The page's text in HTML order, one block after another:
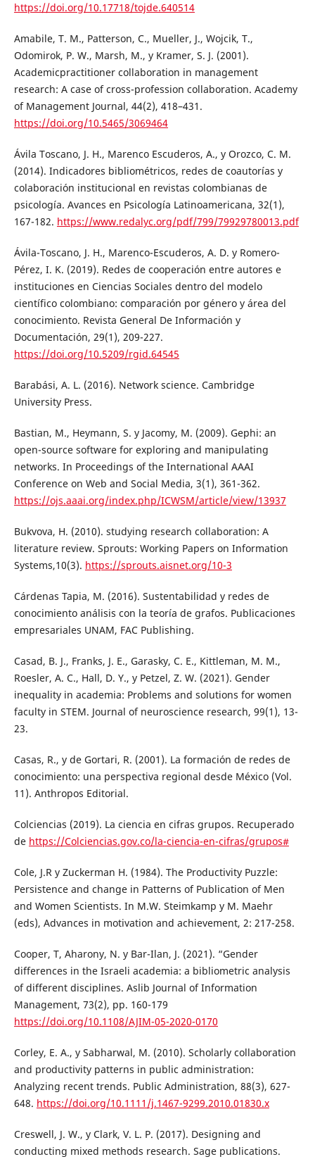
https://doi.org/10.17718/tojde.640514
Amabile, T. M., Patterson, C., Mueller, J., Wojcik, T.,
Odomirok, P. W., Marsh, M., y Kramer, S. J. (2001).
Academicpractitioner collaboration in management
research: A case of cross-profession collaboration. Academy
of Management Journal, 44(2), 418–431.
https://doi.org/10.5465/3069464
Ávila Toscano, J. H., Marenco Escuderos, A., y Orozco, C. M.
(2014). Indicadores bibliométricos, redes de coautorías y
colaboración institucional en revistas colombianas de
psicología. Avances en Psicología Latinoamericana, 32(1),
167-182. https://www.redalyc.org/pdf/799/79929780013.pdf
Ávila-Toscano, J. H., Marenco-Escuderos, A. D. y Romero-
Pérez, I. K. (2019). Redes de cooperación entre autores e
instituciones en Ciencias Sociales dentro del modelo
científico colombiano: comparación por género y área del
conocimiento. Revista General De Información y
Documentación, 29(1), 209-227.
https://doi.org/10.5209/rgid.64545
Barabási, A. L. (2016). Network science. Cambridge
University Press.
Bastian, M., Heymann, S. y Jacomy, M. (2009). Gephi: an
open-source software for exploring and manipulating
networks. In Proceedings of the International AAAI
Conference on Web and Social Media, 3(1), 361-362.
https://ojs.aaai.org/index.php/ICWSM/article/view/13937
Bukvova, H. (2010). studying research collaboration: A
literature review. Sprouts: Working Papers on Information
Systems,10(3). https://sprouts.aisnet.org/10-3
Cárdenas Tapia, M. (2016). Sustentabilidad y redes de
conocimiento análisis con la teoría de grafos. Publicaciones
empresariales UNAM, FAC Publishing.
Casad, B. J., Franks, J. E., Garasky, C. E., Kittleman, M. M.,
Roesler, A. C., Hall, D. Y., y Petzel, Z. W. (2021). Gender
inequality in academia: Problems and solutions for women
faculty in STEM. Journal of neuroscience research, 99(1), 13-
23.
Casas, R., y de Gortari, R. (2001). La formación de redes de
conocimiento: una perspectiva regional desde México (Vol.
11). Anthropos Editorial.
Colciencias (2019). La ciencia en cifras grupos. Recuperado
de https://Colciencias.gov.co/la-ciencia-en-cifras/grupos#
Cole, J.R y Zuckerman H. (1984). The Productivity Puzzle:
Persistence and change in Patterns of Publication of Men
and Women Scientists. In M.W. Steimkamp y M. Maehr
(eds), Advances in motivation and achievement, 2: 217-258.
Cooper, T, Aharony, N. y Bar-Ilan, J. (2021). “Gender
differences in the Israeli academia: a bibliometric analysis
of different disciplines. Aslib Journal of Information
Management, 73(2), pp. 160-179
https://doi.org/10.1108/AJIM-05-2020-0170
Corley, E. A., y Sabharwal, M. (2010). Scholarly collaboration
and productivity patterns in public administration:
Analyzing recent trends. Public Administration, 88(3), 627-
648. https://doi.org/10.1111/j.1467-9299.2010.01830.x
Creswell, J. W., y Clark, V. L. P. (2017). Designing and
conducting mixed methods research. Sage publications.